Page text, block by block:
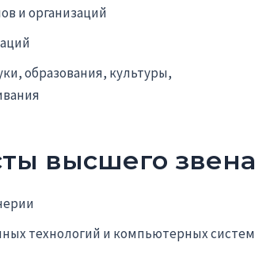
и организаций
образования, культуры,
высшего звена
технологий и компьютерных систем